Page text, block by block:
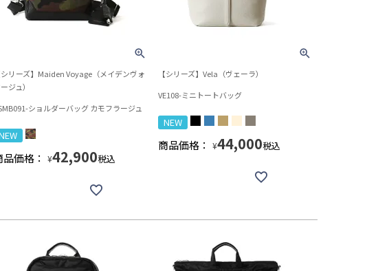
シリーズ】Maiden Voyage（メイデンヴォ
ジュ）
ショルダーバッグ カモフラージュ
品価格： ¥42,900税込
【シリーズ】Vela（ヴェーラ）
VE108-ミニトートバッグ
NEW
商品価格： ¥44,000税込